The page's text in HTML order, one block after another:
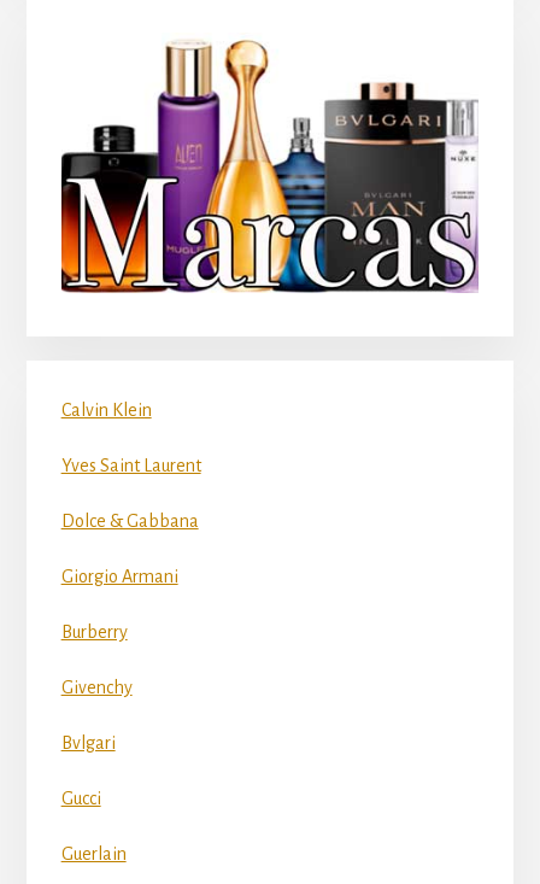
Calvin Klein
Yves Saint Laurent
Dolce & Gabbana
Giorgio Armani
Burberry
Givenchy
Bvlgari
Gucci
Guerlain